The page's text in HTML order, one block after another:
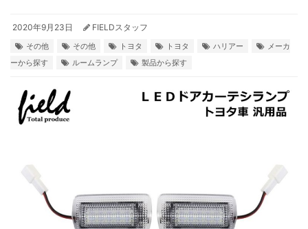
2020年9月23日 FIELDスタッフ
その他 その他 トヨタ トヨタ ハリアー
メーカ
ーから探す
ルームランプ 製品から探す